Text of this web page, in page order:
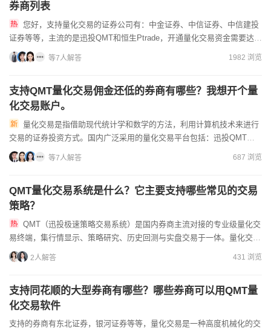
券商列表
证券等等，主流的是迅投QMT和恒生Ptrade，开通量化交易资金需要达到
10万元即可免费开通，具体可以咨询客户经理的。佣金万...
等7人解答 1982 浏览
支持QMT量化交易佣金还低的券商有哪些？我想开个量
化交易账户。
交易的证券投资方式。国内广泛采用的量化交易平台包括：迅投QMT和
恒生Ptrade。量化交易的门槛是资金需要达到10万元就能免...
等7人解答 687 浏览
QMT量化交易系统是什么？它主要支持哪些常见的交易
策略？
易终端，集行情显示、策略研究、历史回测与实盘交易于一体。量化交易
是一种以量化为特征的交易方式，其核心是利用大数据技术，通过...
2人解答 431 浏览
支持同花顺的大型券商有哪些？哪些券商可以用QMT量
化交易软件
支持的券商有东北证券，银河证券等等，量化交易是一种高度机械化的交